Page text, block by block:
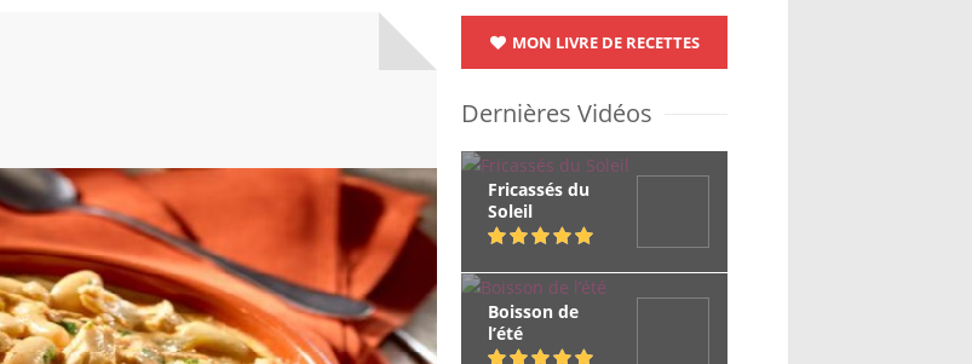
MON LIVRE DE RECETTES
Dernières Vidéos
Fricassés du
Soleil
Boisson de
l’été